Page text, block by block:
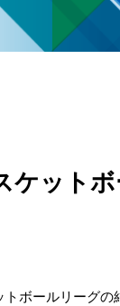
ケット
ボールリーグの